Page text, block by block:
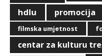
hdlu promocija
filmska umjetnost
centar za kulturu